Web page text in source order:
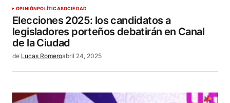
OPINIÓNPOLÍTICASOCIEDAD
Elecciones 2025: los candidatos a
legisladores porteños debatirán en Canal
de la Ciudad
de Lucas Romeroabril 24, 2025